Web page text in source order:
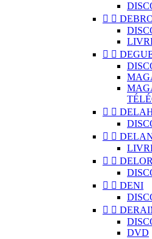
 
 
 
 
 
  DENI
 
DVD